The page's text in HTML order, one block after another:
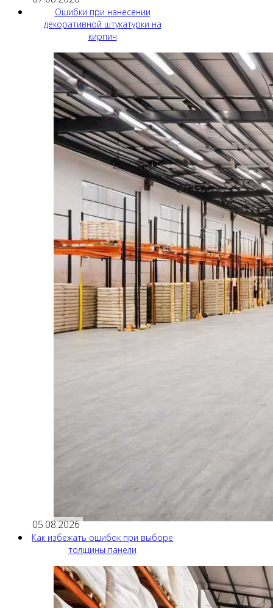
Ошибки при нанесении
декоративной штукатурки на
кирпич
05.08.2026
Как избежать ошибок при выборе
толщины панели